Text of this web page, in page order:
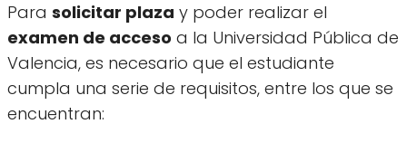
Para solicitar plaza y poder realizar el
examen de acceso a la Universidad Pública de
Valencia, es necesario que el estudiante
cumpla una serie de requisitos, entre los que se
encuentran: